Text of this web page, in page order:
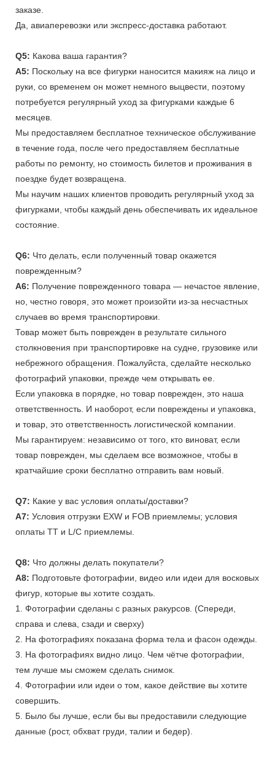
заказе.
Да, авиаперевозки или экспресс-доставка работают.
Q5: Какова ваша гарантия?
A5: Поскольку на все фигурки наносится макияж на лицо и
руки, со временем он может немного выцвести, поэтому
потребуется регулярный уход за фигурками каждые 6
месяцев.
Мы предоставляем бесплатное техническое обслуживание
в течение года, после чего предоставляем бесплатные
работы по ремонту, но стоимость билетов и проживания в
поездке будет возвращена.
Мы научим наших клиентов проводить регулярный уход за
фигурками, чтобы каждый день обеспечивать их идеальное
состояние.
Q6: Что делать, если полученный товар окажется
поврежденным?
A6: Получение поврежденного товара — нечастое явление,
но, честно говоря, это может произойти из-за несчастных
случаев во время транспортировки.
Товар может быть поврежден в результате сильного
столкновения при транспортировке на судне, грузовике или
небрежного обращения. Пожалуйста, сделайте несколько
фотографий упаковки, прежде чем открывать ее.
Если упаковка в порядке, но товар поврежден, это наша
ответственность. И наоборот, если повреждены и упаковка,
и товар, это ответственность логистической компании.
Мы гарантируем: независимо от того, кто виноват, если
товар поврежден, мы сделаем все возможное, чтобы в
кратчайшие сроки бесплатно отправить вам новый.
Q7: Какие у вас условия оплаты/доставки?
A7: Условия отгрузки EXW и FOB приемлемы; условия
оплаты TT и L/C приемлемы.
Q8: Что должны делать покупатели?
A8: Подготовьте фотографии, видео или идеи для восковых
фигур, которые вы хотите создать.
1. Фотографии сделаны с разных ракурсов. (Спереди,
справа и слева, сзади и сверху)
2. На фотографиях показана форма тела и фасон одежды.
3. На фотографиях видно лицо. Чем чётче фотографии,
тем лучше мы сможем сделать снимок.
4. Фотографии или идеи о том, какое действие вы хотите
совершить.
5. Было бы лучше, если бы вы предоставили следующие
данные (рост, обхват груди, талии и бедер).